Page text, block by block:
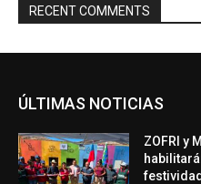
RECENT COMMENTS
ÚLTIMAS NOTICIAS
ZOFRI y